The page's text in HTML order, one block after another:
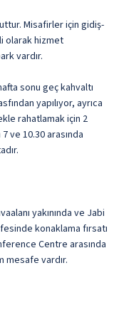
Misafirler için gidiş-
olarak hizmet
vardır.
sonu geç kahvaltı
yapılıyor, ayrıca
rahatlamak için 2
ve 10.30 arasında
yakınında ve Jabi
konaklama fırsatı
Centre arasında
mesafe vardır.